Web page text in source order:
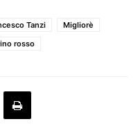
Tanzi
Migliorè
rosso